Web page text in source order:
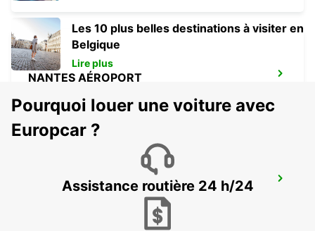
NANTES AÉROPORT
NANTES CENTRE
Les 10 plus belles destinations à visiter en
Belgique
Lire plus
Pourquoi louer une voiture avec
Europcar ?
Assistance routière 24 h/24